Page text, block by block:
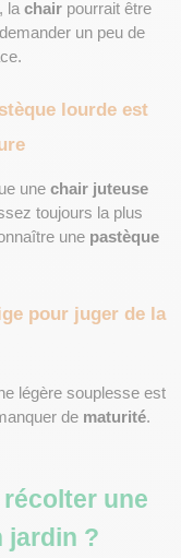
la chair pourrait être
un peu de
lourde est
une chair juteuse
une pastèque
pour juger de la
légère souplesse est
de maturité.
une
jardin ?